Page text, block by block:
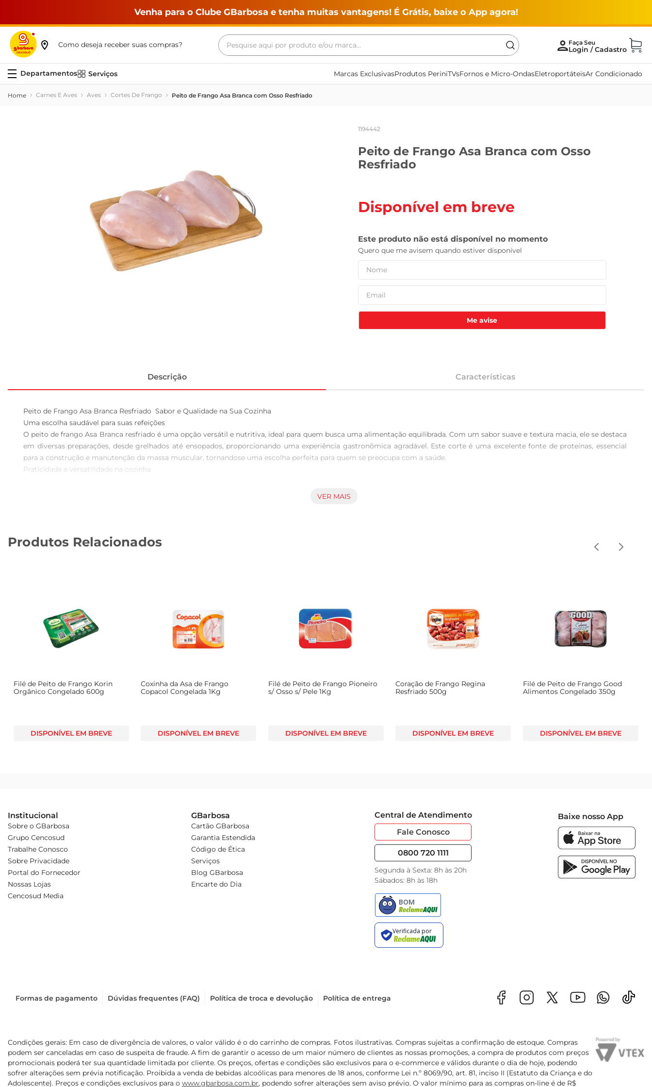
Venha para o Clube GBarbosa e tenha muitas vantagens! É Grátis, baixe o App agora!
Como deseja receber suas compras?
Pesquise aqui por produto e/ou marca...
Serviços Marcas ExclusivasProdutos PeriniTVsFornos e Micro-OndasEletroportáteisAr Condicionado
Carnes E Aves Aves Cortes De Frango Peito de Frango Asa Branca com Osso Resfriado
1194442
Peito de Frango Asa Branca com Osso
Resfriado
Disponível em breve
Me avise
Descrição Características
Peito de Frango Asa Branca Resfriado  Sabor e Qualidade na Sua Cozinha
Uma escolha saudável para suas refeições
O peito de frango Asa Branca resfriado é uma opção versátil e nutritiva, ideal para quem busca uma alimentação equilibrada. Com um sabor suave e textura macia, ele se destaca
em diversas preparações, desde grelhados até ensopados, proporcionando uma experiência gastronômica agradável. Este corte é uma excelente fonte de proteínas, essencial
para a construção e manutenção da massa muscular, tornandose uma escolha perfeita para quem se preocupa com a saúde.
Praticidade e versatilidade na cozinha
combinado com uma variedade de ingredientes, como ervas frescas, especiarias e legumes. Além disso, sua versatilidade permite que você o utilize em saladas, wraps ou como
se destaca no mercado. Ao escolher o peito de frango resfriado, você está optandopor um alimento que não só é gostoso, mas também atende aos padrões de qualidade
VER MAIS
Produtos Relacionados
Filé de Peito de Frango Korin
Orgânico Congelado 600g
DISPONÍVEL EM BREVE
Coxinha da Asa de Frango
Copacol Congelada 1Kg
DISPONÍVEL EM BREVE
Filé de Peito de Frango Pioneiro
s/ Osso s/ Pele 1Kg
DISPONÍVEL EM BREVE
Coração de Frango Regina
Resfriado 500g
DISPONÍVEL EM BREVE
Filé de Peito de Frango Good
Alimentos Congelado 350g
DISPONÍVEL EM BREVE
Institucional
Sobre o GBarbosa
Grupo Cencosud
Trabalhe Conosco
Sobre Privacidade
Portal do Fornecedor
Nossas Lojas
Cencosud Media
GBarbosa
Cartão GBarbosa
Garantia Estendida
Código de Ética
Serviços
Blog GBarbosa
Encarte do Dia
Central de Atendimento
Fale Conosco
0800 720 1111
Segunda à Sexta: 8h às 20h
Sábados: 8h às 18h
Baixe nosso App
Formas de pagamento Dúvidas frequentes (FAQ) Política de troca e devolução Política de entrega
Condições gerais: Em caso de divergência de valores, o valor válido é o do carrinho de compras. Fotos ilustrativas. Compras sujeitas a confirmação de estoque. Compras
podem ser canceladas em caso de suspeita de fraude. A fim de garantir o acesso de um maior número de clientes as nossas promoções, a compra de produtos com preços
promocionais poderá ter sua quantidade limitada por cliente. Os preços, ofertas e condições são exclusivos para o e-commerce e válidos durante o dia de hoje, podendo
sofrer alterações sem prévia notificação. Proibida a venda de bebidas alcoólicas para menores de 18 anos, conforme Lei n.º 8069/90, art. 81, inciso II (Estatuto da Criança e do
Adolescente). Preços e condições exclusivos para o www.gbarbosa.com.br, podendo sofrer alterações sem aviso prévio. O valor mínimo para as compras on-line é de R$
Termos mais buscados
maquina lavar
leite
tv
leite pó